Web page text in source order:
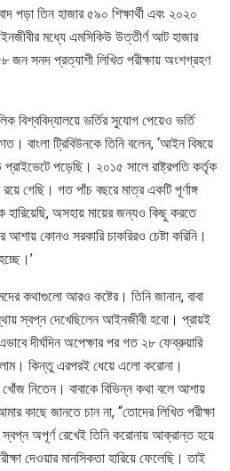
পড়া তিন হাজার ৫৯০ শিক্ষার্থী এবং ২০২০
মধ্যে এমসিকিউ উত্তীর্ণ আট হাজার
জন সনদ প্রত্যাশী লিখিত পরীক্ষায় অংশগ্রহণ
বিশ্ববিদ্যালয়ে ভর্তির সুযোগ পেয়েও ভর্তি
বাংলা ট্রিবিউনকে তিনি বলেন, ‘আইন বিষয়ে
পড়েছি। ২০১৫ সালে রাষ্ট্রপতি কর্তৃক
গেছি। গত পাঁচ বছরে মাত্র একটি পূর্ণাঙ্গ
হারিয়েছি, অসহায় মায়ের জন্যও কিছু করতে
কোনও সরকারি চাকরিরও চেষ্টা করিনি।
কথাগুলো আরও কষ্টের। তিনি জানান, বাবা
স্বপ্ন দেখেছিলেন আইনজীবী হবো। প্রায়ই
দীর্ঘদিন অপেক্ষার পর গত ২৮ ফেব্রুয়ারি
কিন্তু এরপরই ধেয়ে এলো করোনা।
খোঁজ নিতেন। বাবাকে বিভিন্ন কথা বলে আশায়
কাছে জানতে চান না, “তোদের লিখিত পরীক্ষা
অপূর্ণ রেখেই তিনি করোনায় আক্রান্ত হয়ে
দেওয়ার মানসিকতা হারিয়ে ফেলেছি। তাই